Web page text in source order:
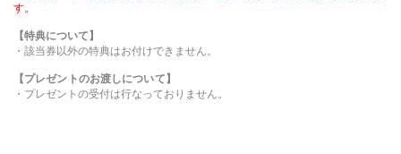
す。
【特典について】
・該当券以外の特典はお付けできません。
【プレゼントのお渡しについて】
・プレゼントの受付は行なっておりません。